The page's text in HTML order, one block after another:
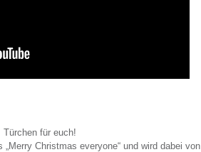
für euch!
Christmas everyone“ und wird dabei von